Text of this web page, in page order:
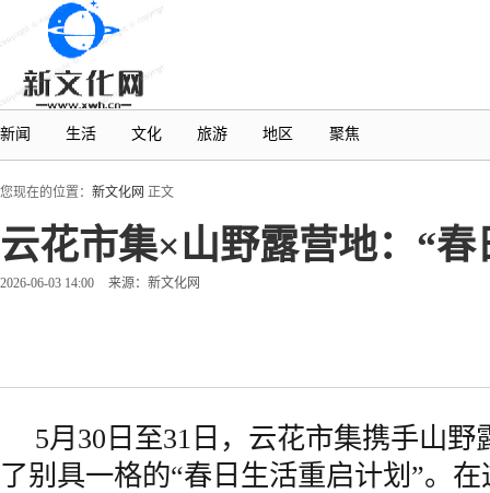
新闻 生活 文化 旅游 地区 聚焦
您现在的位置： 新文化网 正文
云花市集×山野露营地：“
2026-06-03 14:00 来源：新文化网
5月30日至31日，云花市集携手山野
了别具一格的“春日生活重启计划”。